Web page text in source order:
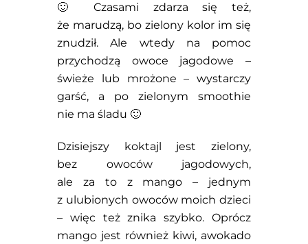
🙂 Czasami zdarza się też,
że marudzą, bo zielony kolor im się
znudził. Ale wtedy na pomoc
przychodzą owoce jagodowe –
świeże lub mrożone – wystarczy
garść, a po zielonym smoothie
nie ma śladu 🙂
Dzisiejszy koktajl jest zielony,
bez owoców jagodowych,
ale za to z mango – jednym
z ulubionych owoców moich dzieci
– więc też znika szybko. Oprócz
mango jest również kiwi, awokado